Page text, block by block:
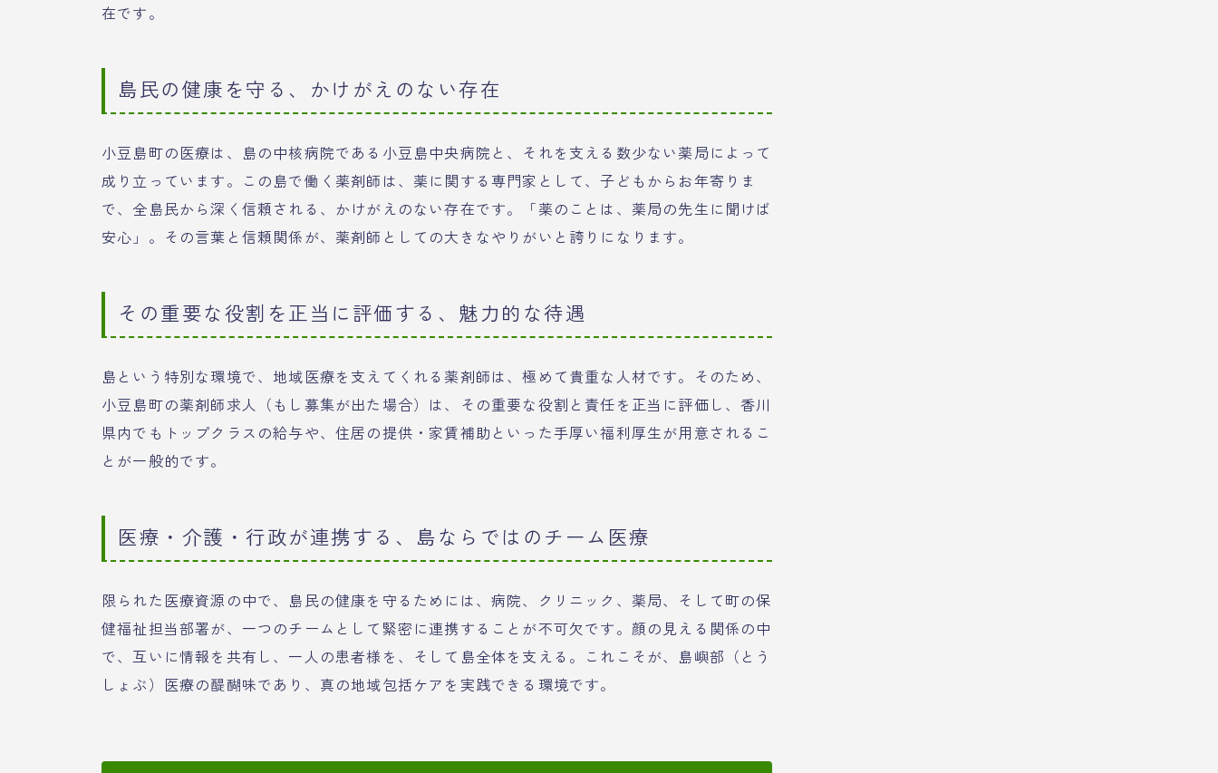
在です。
島民の健康を守る、かけがえのない存在
小豆島町の医療は、島の中核病院である小豆島中央病院と、それを支える数少ない薬局によって
成り立っています。この島で働く薬剤師は、薬に関する専門家として、子どもからお年寄りま
で、全島民から深く信頼される、かけがえのない存在です。「薬のことは、薬局の先生に聞けば
安心」。その言葉と信頼関係が、薬剤師としての大きなやりがいと誇りになります。
その重要な役割を正当に評価する、魅力的な待遇
島という特別な環境で、地域医療を支えてくれる薬剤師は、極めて貴重な人材です。そのため、
小豆島町の薬剤師求人（もし募集が出た場合）は、その重要な役割と責任を正当に評価し、香川
県内でもトップクラスの給与や、住居の提供・家賃補助といった手厚い福利厚生が用意されるこ
とが一般的です。
医療・介護・行政が連携する、島ならではのチーム医療
限られた医療資源の中で、島民の健康を守るためには、病院、クリニック、薬局、そして町の保
健福祉担当部署が、一つのチームとして緊密に連携することが不可欠です。顔の見える関係の中
で、互いに情報を共有し、一人の患者様を、そして島全体を支える。これこそが、島嶼部（とう
しょぶ）医療の醍醐味であり、真の地域包括ケアを実践できる環境です。